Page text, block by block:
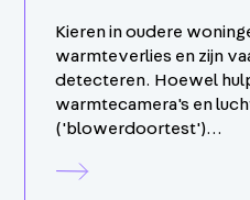
Kieren in oudere
warmteverlies en zijn
detecteren. Hoewel
warmtecamera's en
('blowerdoortest')…